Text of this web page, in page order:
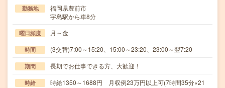
勤務地
福岡県豊前市
宇島駅から車8分
曜日頻度 月～金
時間 (3交替)7:00～15:20、15:00～23:20、23:00～翌7:20
期間 長期でお仕事できる方、大歓迎！
時給
時給1350～1688円 月収例23万円以上可(7時間35分×21